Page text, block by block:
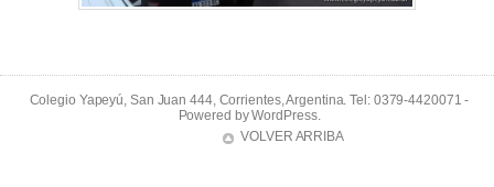
Colegio Yapeyú, San Juan 444, Corrientes, Argentina. Tel: 0379-4420071 -
Powered byWordPress.
VOLVER ARRIBA